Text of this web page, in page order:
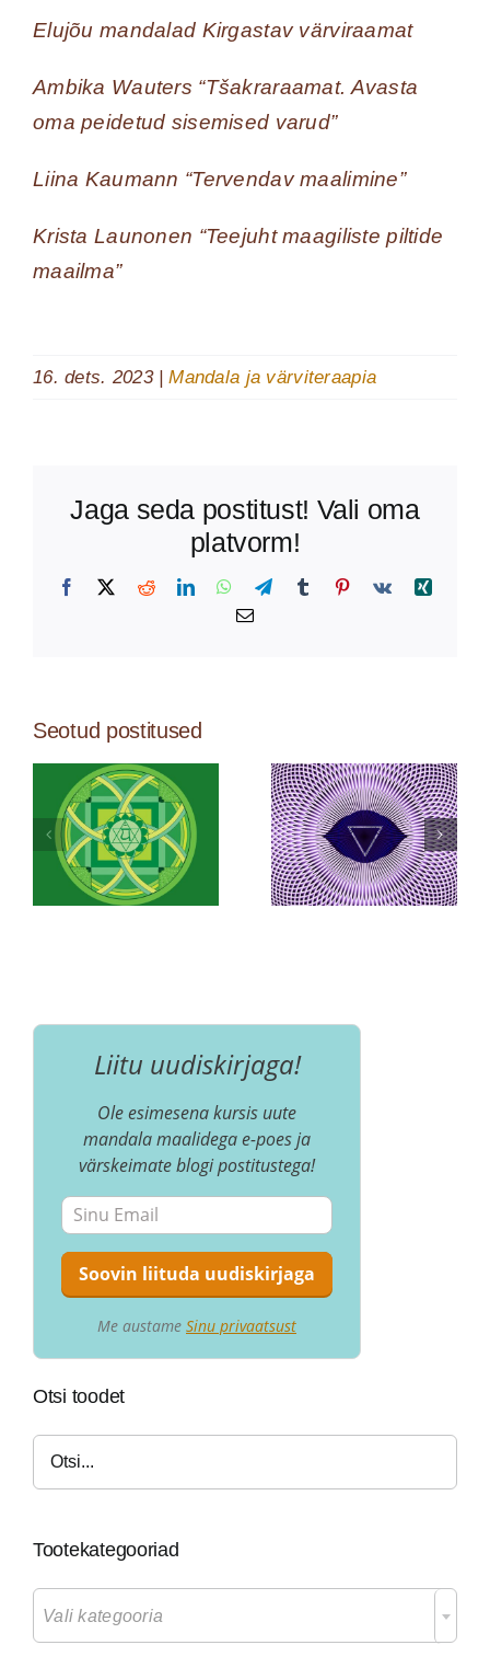
Elujõu mandalad Kirgastav värviraamat
Ambika Wauters “Tšakraraamat. Avasta
oma peidetud sisemised varud”
Liina Kaumann “Tervendav maalimine”
Krista Launonen “Teejuht maagiliste piltide
maailma”
16. dets. 2023 Mandala ja värviteraapia
Jaga seda postitust! Vali oma
platvorm!
Facebook RedditLinkedInWhatsApp
TelegramTumblr Pinterest
Vk
Xing
Email
Seotud postitused
Liitu uudiskirjaga!
Ole esimesena kursis uute
mandala maalidega e-poes ja
värskeimate blogi postitustega!
Me austame Sinu privaatsust
Otsi toodet
Tootekategooriad
Vali kategooria